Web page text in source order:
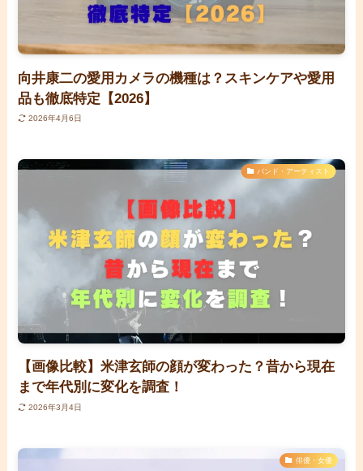
向井康二の愛用カメラの機種は？スキンケアや愛用
品も徹底特定【2026】
2026年4月6日
バンド・アーティスト
【画像比較】米津玄師の顔が変わった？昔から現在
まで年代別に変化を調査！
2026年3月4日
俳優・女優